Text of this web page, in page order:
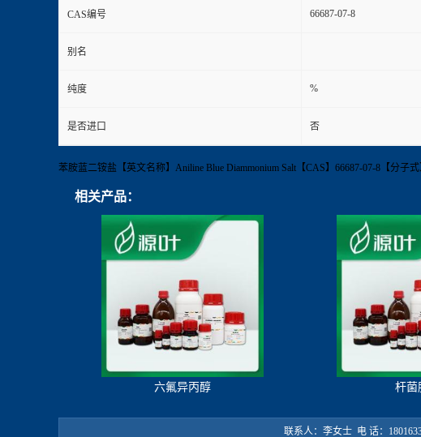
CAS编号 66687-07-8
别名
纯度 %
是否进口 否
苯胺蓝二铵盐【英文名称】Aniline Blue Diammonium Salt【CAS】66687-07-8【分子
相关产品：
六氟异丙醇 杆菌
联系人：李女士 电 话：